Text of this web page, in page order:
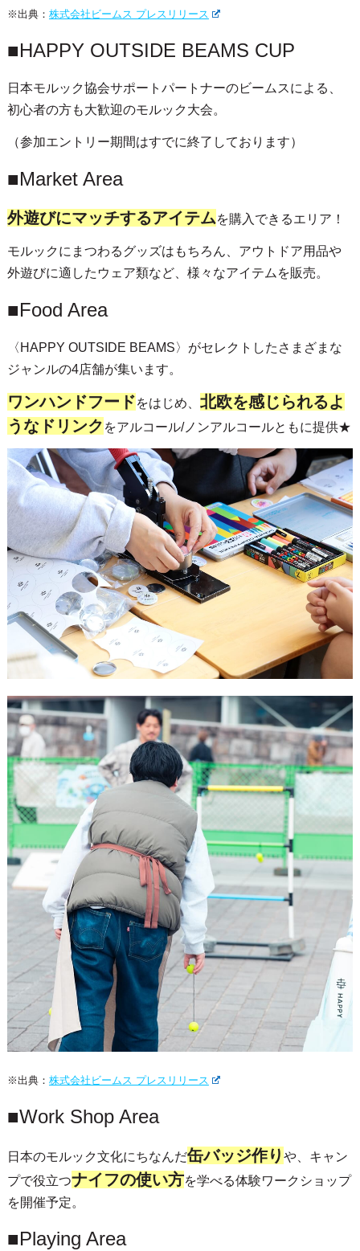
※出典： 株式会社ビームス プレスリリース
■HAPPY OUTSIDE BEAMS CUP
日本モルック協会サポートパートナーのビームスによる、
初心者の方も大歓迎のモルック大会。
（参加エントリー期間はすでに終了しております）
■Market Area
外遊びにマッチするアイテムを購入できるエリア！
モルックにまつわるグッズはもちろん、アウトドア用品や
外遊びに適したウェア類など、様々なアイテムを販売。
■Food Area
〈HAPPY OUTSIDE BEAMS〉がセレクトしたさまざまな
ジャンルの4店舗が集います。
ワンハンドフードをはじめ、 北欧を感じられるよ
うなドリンク をアルコール/ノンアルコールともに提供★
※出典： 株式会社ビームス プレスリリース
■Work Shop Area
日本のモルック文化にちなんだ缶バッジ作り や、キャン
プで役立つナイフの使い方を学べる体験ワークショップ
を開催予定。
■Playing Area